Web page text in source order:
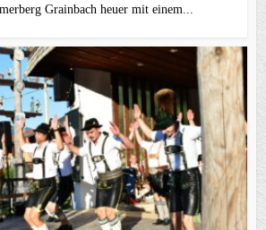
Grainbach heuer mit einem...